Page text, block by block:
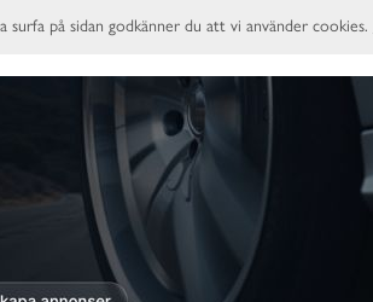
på sidan godkänner du att vi använder cookies.